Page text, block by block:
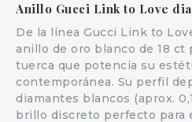
Anillo Gucci Link to Love
De la línea Gucci Link to
anillo de oro blanco de 18 ct
tuerca que potencia su
contemporánea. Su perfil
diamantes blancos (aprox.
brillo discreto perfecto para